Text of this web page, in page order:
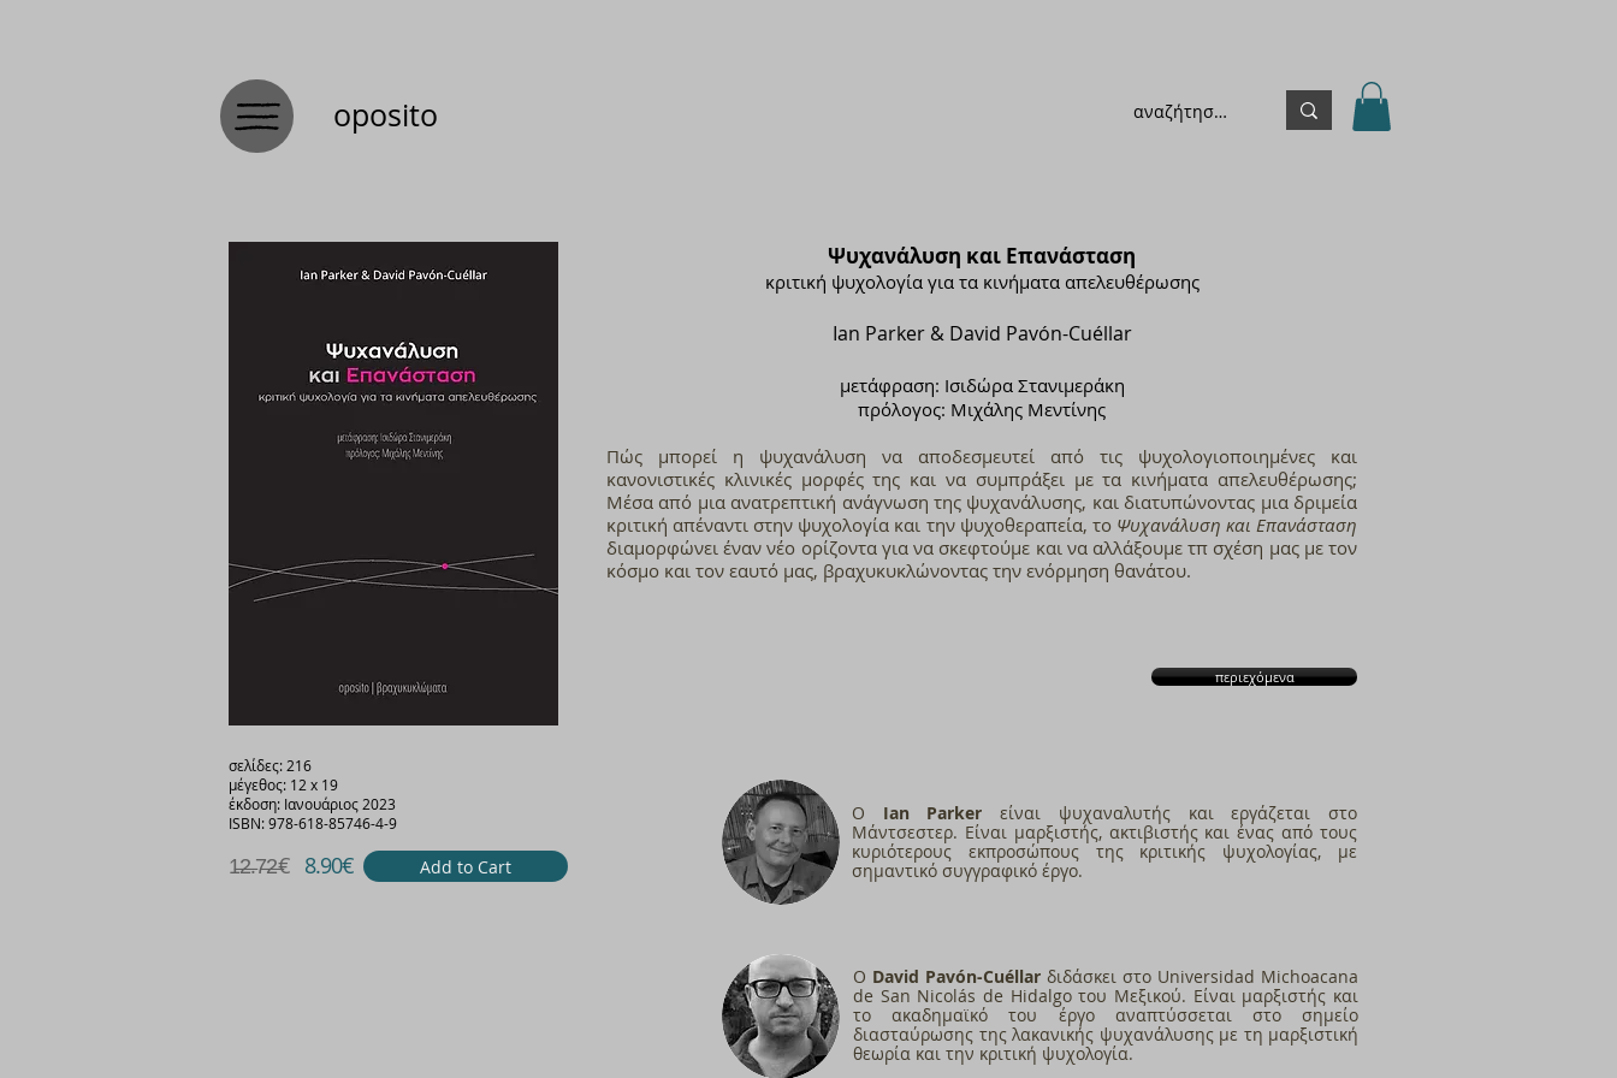
oposito
σελίδες: 216
μέγεθος: 12 x 19
έκδοση: Ιανουάριος 2023
ISBΝ: 978-618-85746-4-9
1̶2̶.7̶2̶€ 8.90€ Add to Cart
Ψυχανάλυση και Επανάσταση
κριτική ψυχολογία για τα κινήματα απελευθέρωσης
Ian Parker & David Pavón-Cuéllar​
μετάφραση: Ισιδώρα Στανιμεράκη
πρόλογος: Μιχάλης Μεντίνης
Πώς μπορεί η ψυχανάλυση να αποδεσμευτεί από τις ψυχολογιοποιημένες και
κανονιστικές κλινικές μορφές της και να συμπράξει με τα κινήματα απελευθέρωσης;
Μέσα από μια ανατρεπτική ανάγνωση της ψυχανάλυσης, και διατυπώνοντας μια δριμεία
κριτική απέναντι στην ψυχολογία και την ψυχοθεραπεία, το Ψυχανάλυση και Επανάσταση
διαμορφώνει έναν νέο ορίζοντα για να σκεφτούμε και να αλλάξουμε τπ σχέση μας με τον
κόσμο και τον εαυτό μας, βραχυκυκλώνοντας την ενόρμηση θανάτου.
περιεχόμενα
Ο Ian Parker είναι ψυχαναλυτής και εργάζεται στο
Μάντσεστερ. Είναι μαρξιστής, ακτιβιστής και ένας από τους
κυριότερους εκπροσώπους της κριτικής ψυχολογίας, με
σημαντικό συγγραφικό έργο.
Ο David Pavón-Cuéllar διδάσκει στο Universidad Michoacana
de San Nicolás de Hidalgo του Μεξικού. Είναι μαρξιστής και
το ακαδημαϊκό του έργο αναπτύσσεται στο σημείο
διασταύρωσης της λακανικής ψυχανάλυσης με τη μαρξιστική
θεωρία και την κριτική ψυχολογία.